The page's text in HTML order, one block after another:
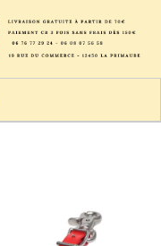
à gros picots Zilco